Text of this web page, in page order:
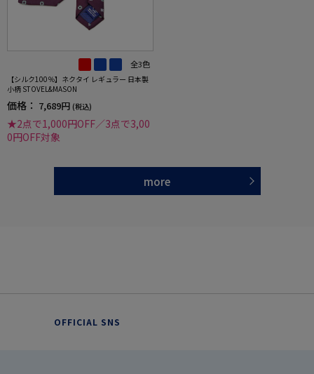
全3色
【シルク100％】ネクタイ レギュラー 日本製
小柄 STOVEL&MASON
価格： 7,689円 (税込)
★2点で1,000円OFF／3点で3,00
0円OFF対象
more
OFFICIAL SNS